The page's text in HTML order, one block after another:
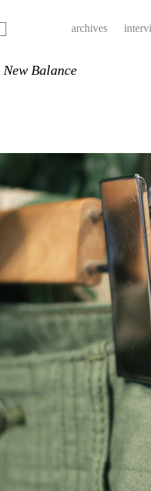
archives
New Balance